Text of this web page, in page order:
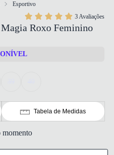
Esportivo
3 Avaliações
Roxo Feminino
Tabela de Medidas
momento